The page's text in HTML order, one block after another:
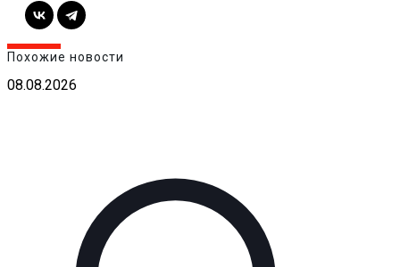
Похожие новости
08.08.2026